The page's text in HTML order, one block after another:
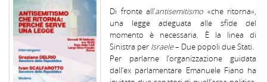
Di fronte all’antisemitismo «che ritorna»,
una legge adeguata alle sfide del
momento è necessaria. È la linea di
Sinistra per Israele– Due popoli due Stati.
Per parlarne l’organizzazione guidata
dall’ex parlamentare Emanuele Fiano ha